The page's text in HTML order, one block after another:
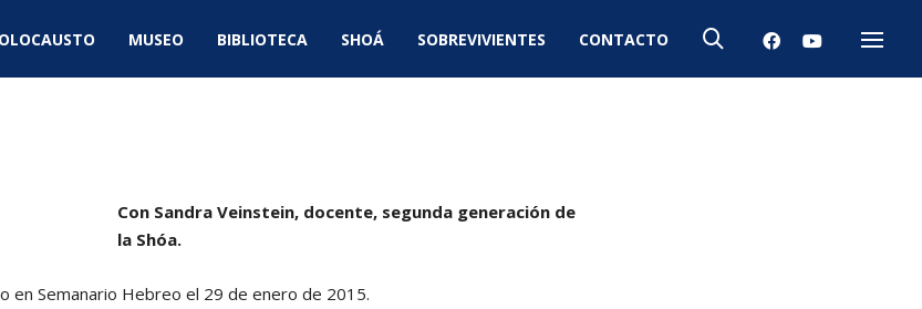
MUSEO BIBLIOTECA SHOÁ SOBREVIVIENTES CONTACTO
Menú
Con Sandra Veinstein, docente, segunda generación de
la Shóa.
en Semanario Hebreo el 29 de enero de 2015.